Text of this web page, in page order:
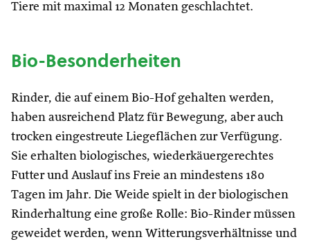
Tiere mit maximal 12 Monaten geschlachtet.
Bio-Besonderheiten
Rinder, die auf einem Bio-Hof gehalten werden,
haben ausreichend Platz für Bewegung, aber auch
trocken eingestreute Liegeflächen zur Verfügung.
Sie erhalten biologisches, wiederkäuergerechtes
Futter und Auslauf ins Freie an mindestens 180
Tagen im Jahr. Die Weide spielt in der biologischen
Rinderhaltung eine große Rolle: Bio-Rinder müssen
geweidet werden, wenn Witterungsverhältnisse und